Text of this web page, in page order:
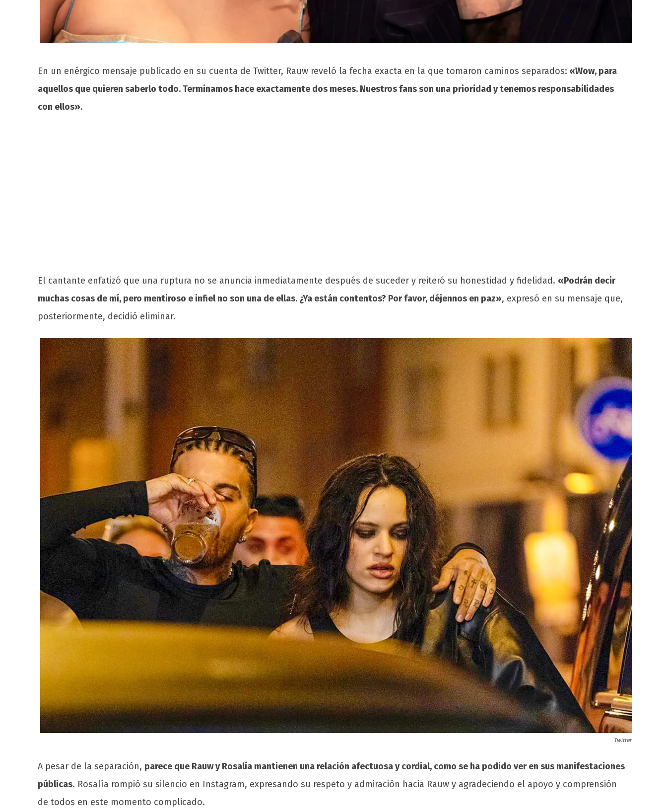
En un enérgico mensaje publicado en su cuenta de Twitter, Rauw reveló la fecha exacta en la que tomaron caminos separados: «Wow, para
aquellos que quieren saberlo todo. Terminamos hace exactamente dos meses. Nuestros fans son una prioridad y tenemos responsabilidades
con ellos».
El cantante enfatizó que una ruptura no se anuncia inmediatamente después de suceder y reiteró su honestidad y fidelidad. «Podrán decir
muchas cosas de mí, pero mentiroso e infiel no son una de ellas. ¿Ya están contentos? Por favor, déjennos en paz», expresó en su mensaje que,
posteriormente, decidió eliminar.
Twitter
A pesar de la separación, parece que Rauw y Rosalía mantienen una relación afectuosa y cordial, como se ha podido ver en sus manifestaciones
públicas. Rosalía rompió su silencio en Instagram, expresando su respeto y admiración hacia Rauw y agradeciendo el apoyo y comprensión
de todos en este momento complicado.